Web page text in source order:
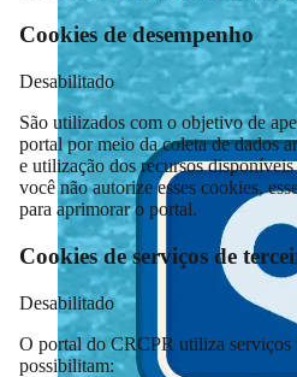
Cookies de desempenho
Desabilitado
São utilizados com o objetivo de
portal por meio da coleta de dados
e utilização dos recursos
você não autorize esses cookies,
para aprimorar o portal.
Cookies de serviços de
Desabilitado
O portal do CRCPR utiliza serviços
possibilitam: